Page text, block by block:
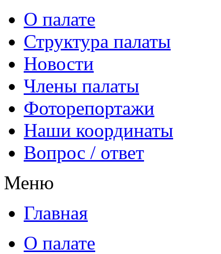
О палате
Структура палаты
Новости
Члены палаты
Фоторепортажи
Наши координаты
Вопрос / ответ
Меню
Главная
О палате